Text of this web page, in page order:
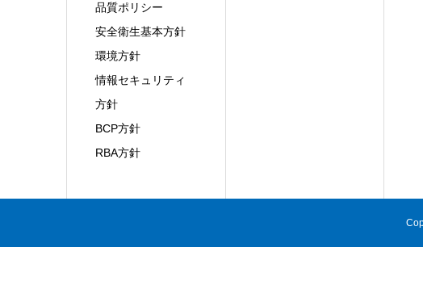
品質ポリシー
安全衛生基本方針
環境方針
情報セキュリティ
方針
BCP方針
RBA方針